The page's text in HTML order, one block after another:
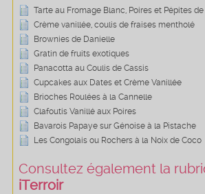
Tarte au Fromage Blanc, Poires et Pépites
Crème vanillée, coulis de fraises mentholé
Brownies de Danielle
Gratin de fruits exotiques
Panacotta au Coulis de Cassis
Cupcakes aux Dates et Crème Vanillée
Brioches Roulées à la Cannelle
Clafoutis Vanillé aux Poires
Bavarois Papaye sur Génoise à la Pistache
Les Congolais ou Rochers à la Noix de Coco
Consultez également la
iTerroir